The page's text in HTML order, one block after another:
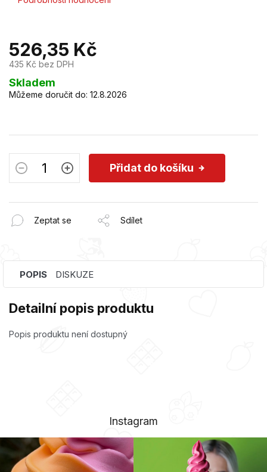
0,0
z
5
hvězdiček.
526,35 Kč
435 Kč bez DPH
Měrná
cena:
Skladem
Můžeme doručit do: 12.8.2026
Přidat do košíku
Zeptat se Sdílet
POPIS DISKUZE
Detailní popis produktu
Popis produktu není dostupný
Instagram